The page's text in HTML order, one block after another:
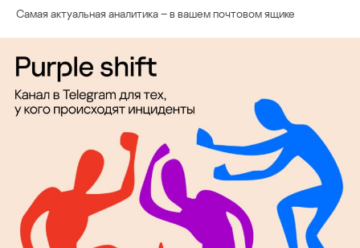
Самая актуальная аналитика – в вашем почтовом ящике